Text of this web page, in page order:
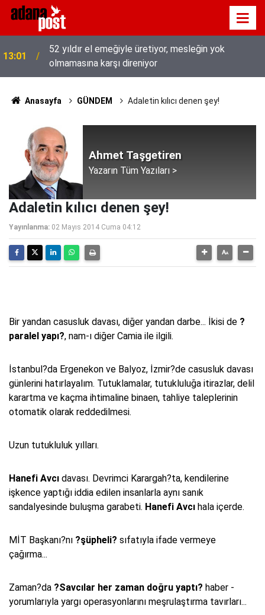
13:01
52 yıldır el emeğiyle üretiyor, mesleğin yok
olmamasına karşı direniyor
Anasayfa GÜNDEM Adaletin kılıcı denen şey!
Ahmet Taşgetiren
Yazarın Tüm Yazıları >
Adaletin kılıcı denen şey!
Yayınlanma: 02 Mayıs 2014 Cuma 04:12
Bir yandan casusluk davası, diğer yandan darbe... İkisi de ?
paralel yapı?, nam-ı diğer Camia ile ilgili.
İstanbul?da Ergenekon ve Balyoz, İzmir?de casusluk davası
günlerini hatırlayalım. Tutuklamalar, tutukluluğa itirazlar, delil
karartma ve kaçma ihtimaline binaen, tahliye taleplerinin
otomatik olarak reddedilmesi.
Uzun tutukluluk yılları.
Hanefi Avcı davası. Devrimci Karargah?ta, kendilerine
işkence yaptığı iddia edilen insanlarla aynı sanık
sandalyesinde buluşma garabeti. Hanefi Avcı hala içerde.
MİT Başkanı?nı ?şüpheli? sıfatıyla ifade vermeye
çağırma...
Zaman?da ?Savcılar her zaman doğru yaptı? haber -
yorumlarıyla yargı operasyonlarını meşrulaştırma tavırları...